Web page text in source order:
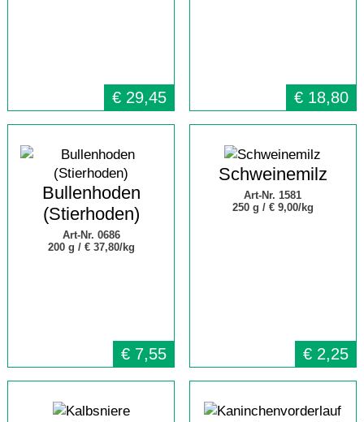
€ 29,45 € 18,80
Bullenhoden
(Stierhoden)
Art-Nr. 0686
200 g / € 37,80/kg
€ 7,55
Schweinemilz
Art-Nr. 1581
250 g / € 9,00/kg
€ 2,25